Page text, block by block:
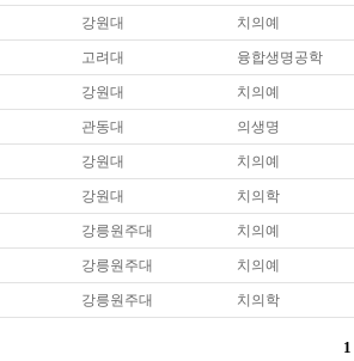
강원대 치의예
고려대 융합생명공학
강원대 치의예
관동대 의생명
강원대 치의예
강원대 치의학
강릉원주대 치의예
강릉원주대 치의예
강릉원주대 치의학
1